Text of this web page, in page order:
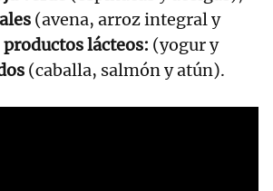
(avena, arroz integral y
productos lácteos: (yogur y
(caballa, salmón y atún).